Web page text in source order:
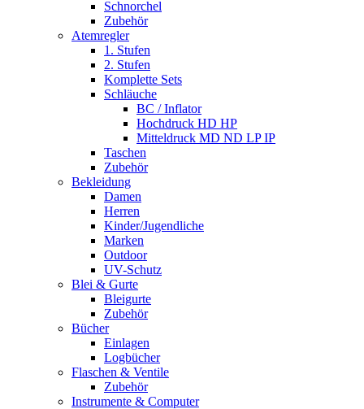
Schnorchel
Zubehör
Atemregler
1. Stufen
2. Stufen
Komplette Sets
Schläuche
BC / Inflator
Hochdruck HD HP
Mitteldruck MD ND LP IP
Taschen
Zubehör
Bekleidung
Damen
Herren
Kinder/Jugendliche
Marken
Outdoor
UV-Schutz
Blei & Gurte
Bleigurte
Zubehör
Bücher
Einlagen
Logbücher
Flaschen & Ventile
Zubehör
Instrumente & Computer